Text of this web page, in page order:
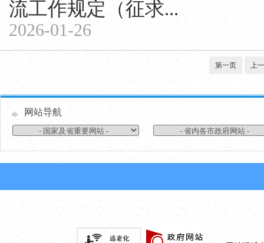
流工作规定（征求...
2026-01-26
第一页 上
网站导航